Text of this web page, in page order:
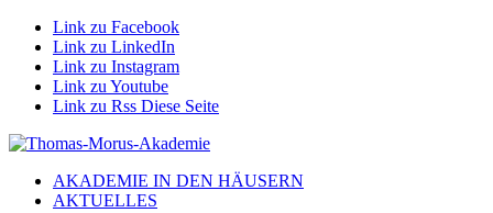
Link zu Facebook
Link zu LinkedIn
Link zu Instagram
Link zu Youtube
Link zu Rss Diese Seite
AKADEMIE IN DEN HÄUSERN
AKTUELLES